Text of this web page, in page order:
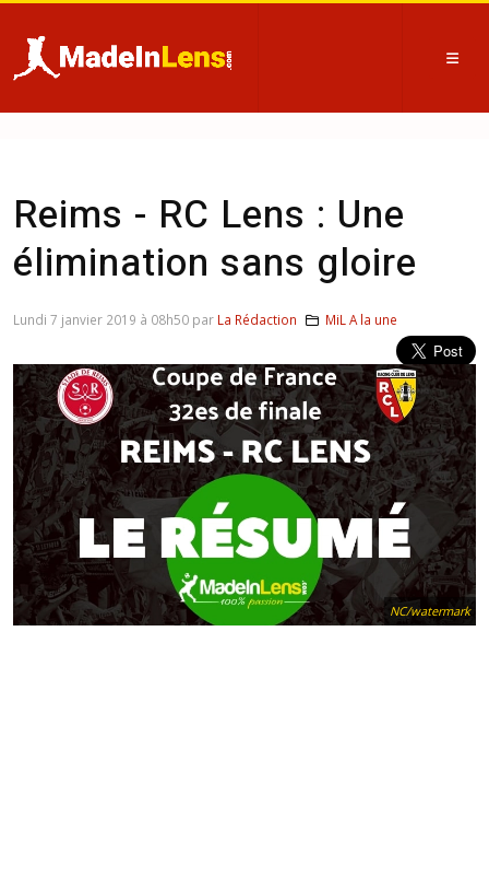
Reims - RC Lens : Une
élimination sans gloire
NC/watermark
Lundi 7 janvier 2019 à 08h50 par La Rédaction MiL A la une